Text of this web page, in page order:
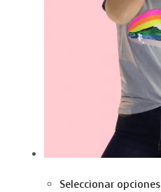
Seleccionar opciones